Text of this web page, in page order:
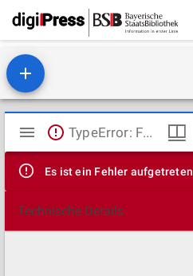
Mirador
Viewer
TypeError: Failed to fetch
Es ist ein Fehler aufgetreten
Technische Details